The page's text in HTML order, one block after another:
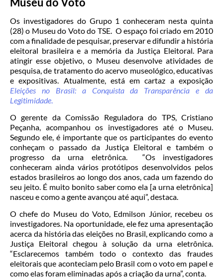
Os investigadores do Grupo 1 conheceram nesta quinta
(28) o Museu do Voto do TSE. O espaço foi criado em 2010
com a finalidade de pesquisar, preservar e difundir a história
eleitoral brasileira e a memória da Justiça Eleitoral. Para
atingir esse objetivo, o Museu desenvolve atividades de
pesquisa, de tratamento do acervo museológico, educativas
e expositivas. Atualmente, está em cartaz a exposição
Eleições no Brasil: a Conquista da Transparência e da
Legitimidade
O gerente da Comissão Reguladora do TPS, Cristiano
Peçanha, acompanhou os investigadores até o Museu.
Segundo ele, é importante que os participantes do evento
conheçam o passado da Justiça Eleitoral e também o
progresso da urna eletrônica. “Os investigadores
conheceram ainda vários protótipos desenvolvidos pelos
estados brasileiros ao longo dos anos, cada um fazendo do
seu jeito. É muito bonito saber como ela [a urna eletrônica]
nasceu e como a gente avançou até aqui”, destaca.
O chefe do Museu do Voto, Edmilson Júnior, recebeu os
investigadores. Na oportunidade, ele fez uma apresentação
acerca da história das eleições no Brasil, explicando como a
Justiça Eleitoral chegou à solução da urna eletrônica.
“Esclarecemos também todo o contexto das fraudes
eleitorais que aconteciam pelo Brasil com o voto em papel e
como elas foram eliminadas após a criação da urna”, conta.